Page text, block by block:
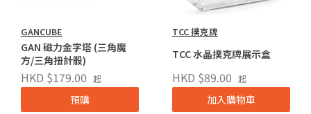
GANCUBE
GAN 磁力金字塔 (三角魔
方/三角扭計骰)
HKD $179.00 起
預購
TCC 撲克牌
TCC 水晶撲克牌展示盒
HKD $89.00 起
加入購物車